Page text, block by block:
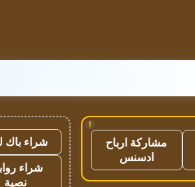
!
مشاركة ارباح
ادسنس
شراء باك
شراء
نصية